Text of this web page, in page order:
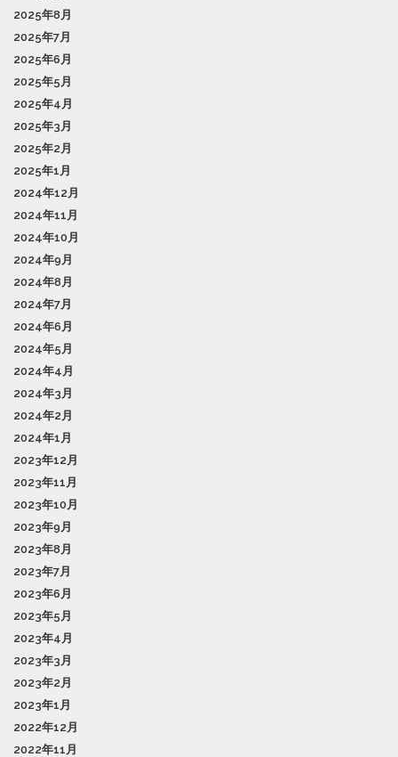
2025年8月
2025年7月
2025年6月
2025年5月
2025年4月
2025年3月
2025年2月
2025年1月
2024年12月
2024年11月
2024年10月
2024年9月
2024年8月
2024年7月
2024年6月
2024年5月
2024年4月
2024年3月
2024年2月
2024年1月
2023年12月
2023年11月
2023年10月
2023年9月
2023年8月
2023年7月
2023年6月
2023年5月
2023年4月
2023年3月
2023年2月
2023年1月
2022年12月
2022年11月